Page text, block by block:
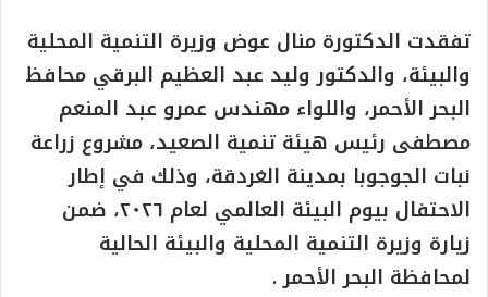
تفقدت الدكتورة منال عوض وزيرة التنمية المحلية
والبيئة، والدكتور وليد عبد العظيم البرقي محافظ
البحر الأحمر، واللواء مهندس عمرو عبد المنعم
مصطفى رئيس هيئة تنمية الصعيد، مشروع زراعة
نبات الجوجوبا بمدينة الغردقة، وذلك في إطار
الاحتفال بيوم البيئة العالمي لعام ٢٠٢٦، ضمن
زيارة وزيرة التنمية المحلية والبيئة الحالية
لمحافظة البحر الأحمر .